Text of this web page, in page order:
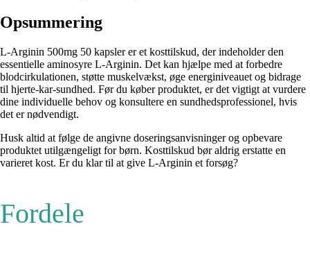
Opsummering
L-Arginin 500mg 50 kapsler er et kosttilskud, der indeholder den
essentielle aminosyre L-Arginin. Det kan hjælpe med at forbedre
blodcirkulationen, støtte muskelvækst, øge energiniveauet og bidrage
til hjerte-kar-sundhed. Før du køber produktet, er det vigtigt at vurdere
dine individuelle behov og konsultere en sundhedsprofessionel, hvis
det er nødvendigt.
Husk altid at følge de angivne doseringsanvisninger og opbevare
produktet utilgængeligt for børn. Kosttilskud bør aldrig erstatte en
varieret kost. Er du klar til at give L-Arginin et forsøg?
Fordele